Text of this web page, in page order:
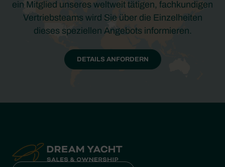
ein Mitglied unseres weltweit tätigen, fachkundigen
Vertriebsteams wird Sie über die Einzelheiten
dieses speziellen Angebots informieren.
DETAILS ANFORDERN